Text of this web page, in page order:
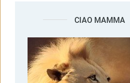
CIAO MAMMA